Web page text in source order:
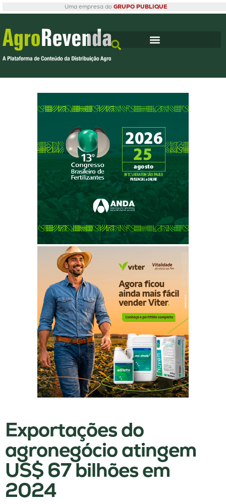
Uma empresa do GRUPO PUBLIQUE
Exportações do
agronegócio atingem
US$ 67 bilhões em
2024